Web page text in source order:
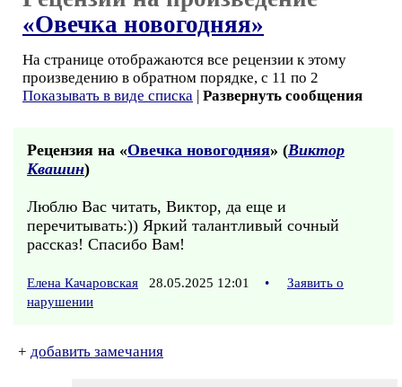
«Овечка новогодняя»
На странице отображаются все рецензии к этому
произведению в обратном порядке, с 11 по 2
Показывать в виде списка | Развернуть сообщения
Рецензия на «Овечка новогодняя» (Виктор
Квашин)
Люблю Вас читать, Виктор, да еще и
перечитывать:)) Яркий талантливый сочный
рассказ! Спасибо Вам!
Елена Качаровская 28.05.2025 12:01 •
Заявить о
нарушении
+ добавить замечания